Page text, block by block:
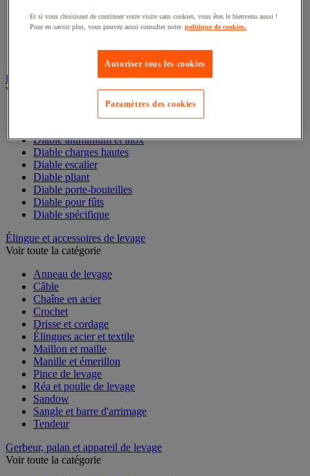
Convoyeur pour palettes
Rail et barrette de manutention
Diable
Voir toute la catégorie
Accessoires pour diable
Diable aluminium et inox
Diable charges hautes
Diable escalier
Diable pliant
Diable porte-bouteilles
Diable pour fûts
Diable spécifique
Élingue et accessoires de levage
Voir toute la catégorie
Anneau de levage
Câble
Chaîne en acier
Crochet
Drisse et cordage
Élingues acier et textile
Maillon et maille
Manille et émerillon
Pince de levage
Réa et poulie de levage
Sandow
Sangle et barre d'arrimage
Tendeur
Gerbeur, palan et appareil de levage
Voir toute la catégorie
Et si vous choisissez de continuer votre visite sans cookies, vous êtes le bienvenu aussi !
Pour en savoir plus, vous pouvez aussi consulter notre politique de cookies.
Autoriser tous les cookies
Paramètres des cookies